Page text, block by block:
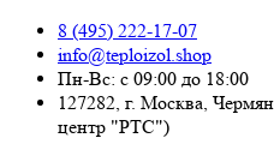
8 (495) 222-17-07
info@teploizol.shop
Пн-Вс: с 09:00 до 18:00
127282, г. Москва,
центр "РТС")